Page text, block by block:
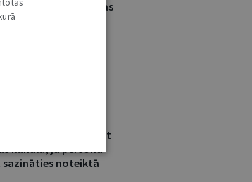
un Eiropas
brīdinājuma mainīt
kanālu, ja persona
noteiktā